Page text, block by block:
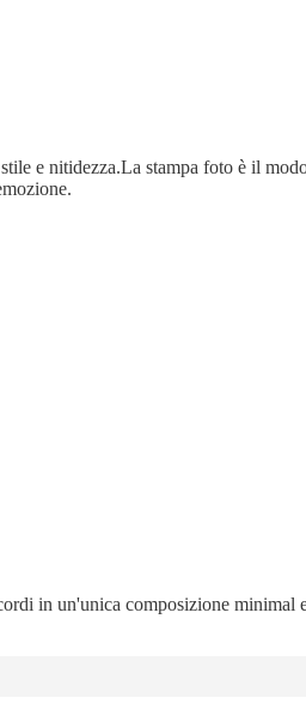
e nitidezza.La stampa foto è il
in un'unica composizione minimal